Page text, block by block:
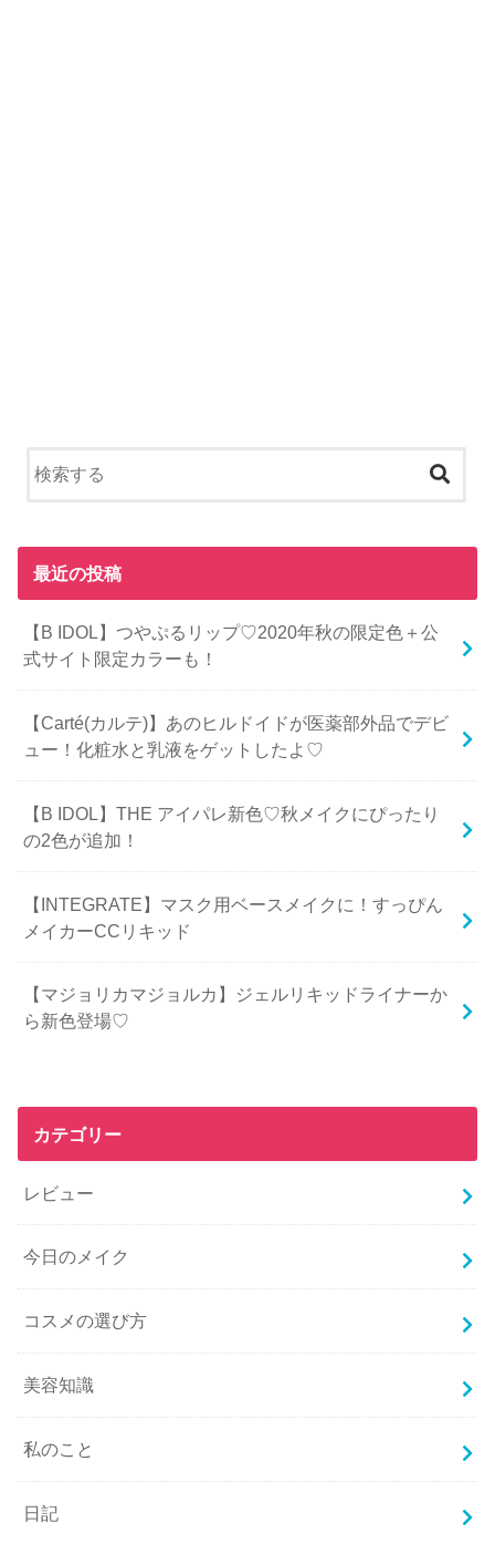
最近の投稿
【B IDOL】つやぷるリップ♡2020年秋の限定色＋公
式サイト限定カラーも！
【Carté(カルテ)】あのヒルドイドが医薬部外品でデビ
ュー！化粧水と乳液をゲットしたよ♡
【B IDOL】THE アイパレ新色♡秋メイクにぴったり
の2色が追加！
【INTEGRATE】マスク用ベースメイクに！すっぴん
メイカーCCリキッド
【マジョリカマジョルカ】ジェルリキッドライナーか
ら新色登場♡
カテゴリー
レビュー
今日のメイク
コスメの選び方
美容知識
私のこと
日記